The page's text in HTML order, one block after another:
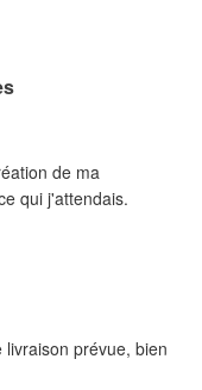
de ma
qui j'attendais.
prévue, bien